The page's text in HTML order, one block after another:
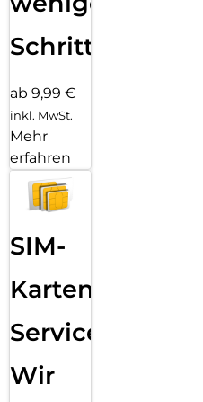
Schritten
ab 9,99 €
inkl. MwSt.
Mehr
erfahren
SIM-
Karten
Service:
Wir